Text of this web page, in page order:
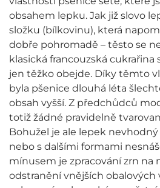
obsahem lepku. Jak již slovo
složku (bílkovinu), která
dobře pohromadě – těsto se
klasická francouzská
jen těžko obejde. Díky těmto
byla pšenice dlouhá léta
obsah vyšší. Z předchůdců
totiž žádné pravidelně
Bohužel je ale lepek
nebo s dalšími formami
mínusem je zpracování zrn na
odstranění vnějších obalových